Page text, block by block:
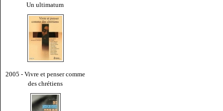
Un ultimatum
2005 - Vivre et penser comme
des chrétiens